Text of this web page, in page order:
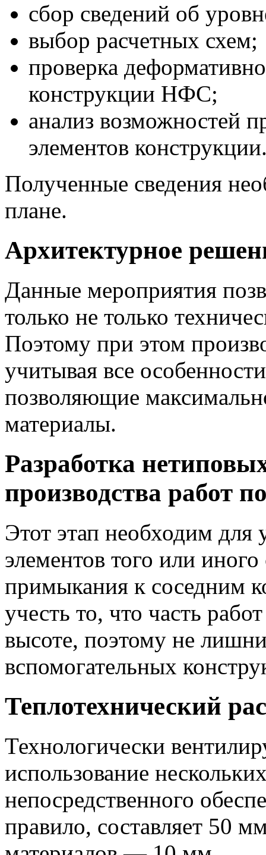
сбор сведений об
выбор расчетных схем;
проверка
конструкции НФС;
анализ возможностей
элементов
Полученные сведения
плане.
Архитектурное
Данные мероприятия
только не только
Поэтому при этом
учитывая все
позволяющие
материалы.
Разработка
производства работ
Этот этап необходим для
элементов того или
примыкания к соседним
учесть то, что часть
высоте, поэтому не
вспомогательных
Теплотехнический
Технологически
использование
непосредственного
правило, составляет 50